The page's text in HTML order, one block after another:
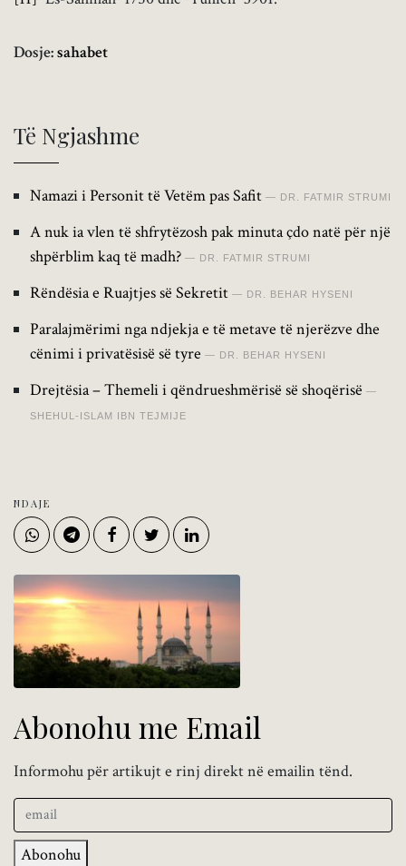
Dosje:sahabet
Të Ngjashme
Namazi i Personit të Vetëm pas Safit DR. FATMIR STRUMI
A nuk ia vlen të shfrytëzosh pak minuta çdo natë për një
shpërblim kaq të madh?
DR. FATMIR STRUMI
Rëndësia e Ruajtjes së Sekretit DR. BEHAR HYSENI
Paralajmërimi nga ndjekja e të metave të njerëzve dhe
cënimi i privatësisë së tyre
DR. BEHAR HYSENI
Drejtësia – Themeli i qëndrueshmërisë së shoqërisë
SHEHUL-ISLAM IBN TEJMIJE
NDAJE
Abonohu me Email
Informohu për artikujt e rinj direkt në emailin tënd.
Abonohu